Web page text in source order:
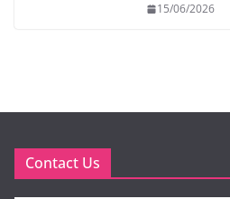
15/06/2026
Contact Us